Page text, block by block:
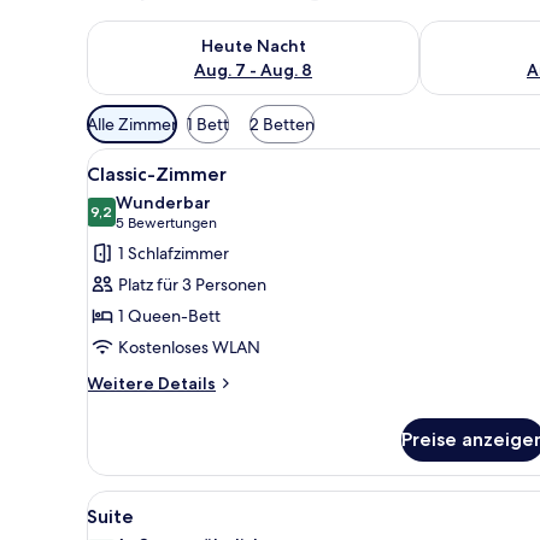
Heute Nacht
Aug. 7 - Aug. 8
Überprüfe die Verfügbarkeit für heute Nacht, Aug. 7
Überprüfe
Verfügbare
Filter
für
Zimmer
Alle Zimmer 1 Bett 2 Betten
Alle
Fotos
für
Classic-
Zimmer
anzeigen
Ein modernes Schlafzimmer
8
Classic-Zimmer
9,29,2 von 10
Wunderbar
5 Bewertungen
(5
Bewertungen)
1 Schlafzimmer
Platz für 3 Personen
1 Queen-Bett
Kostenloses WLAN
Weitere Details
Weitere
Zimmer
Preise
Alle
Fotos
Ein modernes Hotelzimmer
5
Suite